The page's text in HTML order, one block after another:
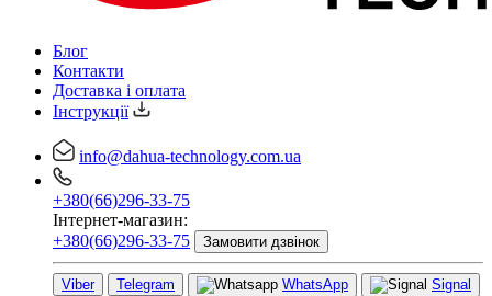
Блог
Контакти
Доставка і оплата
Інструкції
info@dahua-technology.com.ua
+380(66)296-33-75
Інтернет-магазин:
+380(66)296-33-75
Замовити дзвінок
Viber Telegram WhatsApp Signal